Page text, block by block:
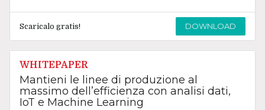
Scaricalo gratis! DOWNLOAD
WHITEPAPER
Mantieni le linee di produzione al
massimo dell’efficienza con analisi dati,
IoT e Machine Learning